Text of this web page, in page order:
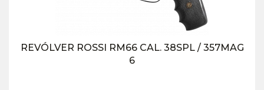
REVÓLVER ROSSI RM66 CAL. 38SPL / 357MAG
6